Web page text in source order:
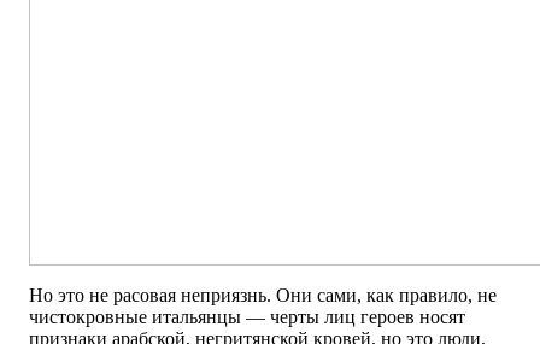
Но это не расовая неприязнь. Они сами, как правило, не
чистокровные итальянцы — черты лиц героев носят
признаки арабской, негритянской кровей, но это люди,